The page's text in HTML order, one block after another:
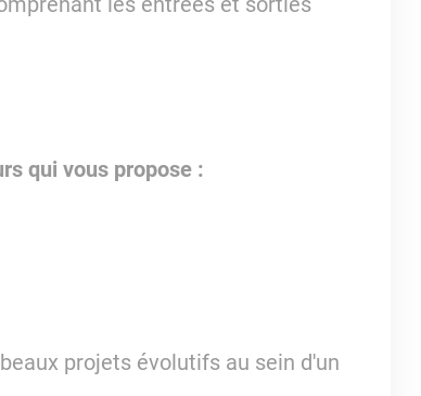
qui vous propose :
projets évolutifs au sein d'un